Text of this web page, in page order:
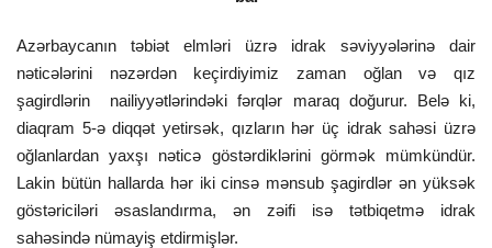
Azərbaycanın təbiət elmləri üzrə idrak səviyyələrinə dair
nəticələrini nəzərdən keçirdiyimiz zaman oğlan və qız
şagirdlərin nailiyyətlərindəki fərqlər maraq doğurur. Belə ki,
diaqram 5-ə diqqət yetirsək, qızların hər üç idrak sahəsi üzrə
oğlanlardan yaxşı nəticə göstərdiklərini görmək mümkündür.
Lakin bütün hallarda hər iki cinsə mənsub şagirdlər ən yüksək
göstəriciləri əsaslandırma, ən zəifi isə tətbiqetmə idrak
sahəsində nümayiş etdirmişlər.